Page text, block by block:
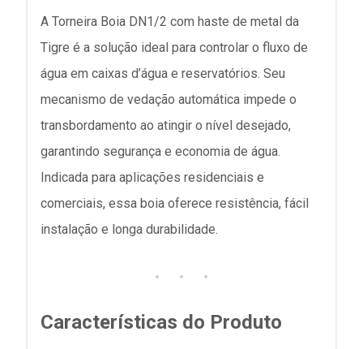
A Torneira Boia DN1/2 com haste de metal da
Tigre é a solução ideal para controlar o fluxo de
água em caixas d’água e reservatórios. Seu
mecanismo de vedação automática impede o
transbordamento ao atingir o nível desejado,
garantindo segurança e economia de água.
Indicada para aplicações residenciais e
comerciais, essa boia oferece resistência, fácil
instalação e longa durabilidade.
Características do Produto